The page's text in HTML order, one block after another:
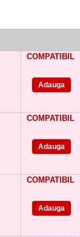
COMPATIBIL
COMPATIBIL
COMPATIBIL